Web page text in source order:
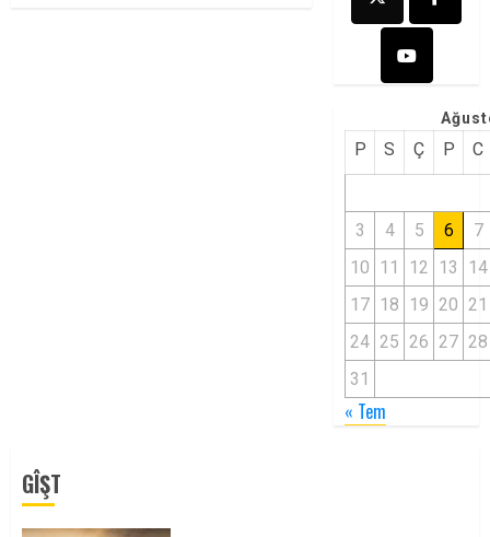
P S Ç P C
3 4 5 6
7
10 11 12 13
14
17 18 19 20 21
24 25 26 27 28
31
« Tem
GÎŞT